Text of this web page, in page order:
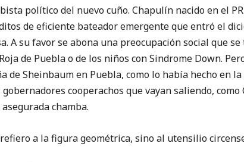
político del nuevo cuño. Chapulín nacido en el
de eficiente bateador emergente que entró el
A su favor se abona una preocupación social que se
de Puebla o de los niños con Sindrome Down.
de Sheinbaum en Puebla, como lo había hecho en la
cooperachos que vayan saliendo, como
chamba.
a la figura geométrica, sino al utensilio